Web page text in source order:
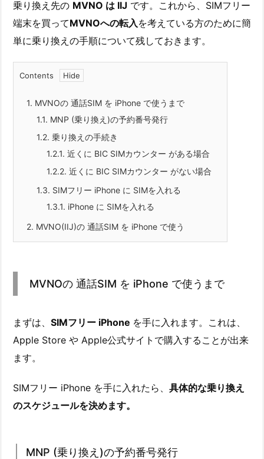
乗り換え先の MVNO は IIJ です。これから、SIMフリー
端末を買ってMVNOへの転入を考えている方のために簡
単に乗り換えの手順について残しておきます。
Contents
1. MVNOの 通話SIM を iPhone で使うまで
1.1. MNP (乗り換え)の予約番号発行
1.2. 乗り換えの手続き
1.2.1. 近くに BIC SIMカウンター がある場合
1.2.2. 近くに BIC SIMカウンター がない場合
1.3. SIMフリー iPhone に SIMを入れる
1.3.1. iPhone に SIMを入れる
2. MVNO(IIJ)の 通話SIM を iPhone で使う
MVNOの 通話SIM を iPhone で使うまで
まずは、 SIMフリー iPhone を手に入れます。これは、
Apple Store や Apple公式サイトで購入することが出来
ます。
SIMフリー iPhone を手に入れたら、 具体的な乗り換え
のスケジュールを決めます。
MNP (乗り換え)の予約番号発行